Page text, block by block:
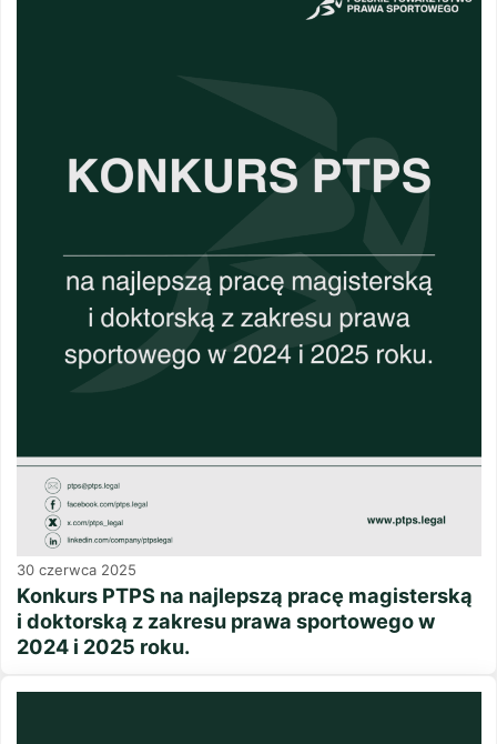
30 czerwca 2025
Konkurs PTPS na najlepszą pracę magisterską
i doktorską z zakresu prawa sportowego w
2024 i 2025 roku.